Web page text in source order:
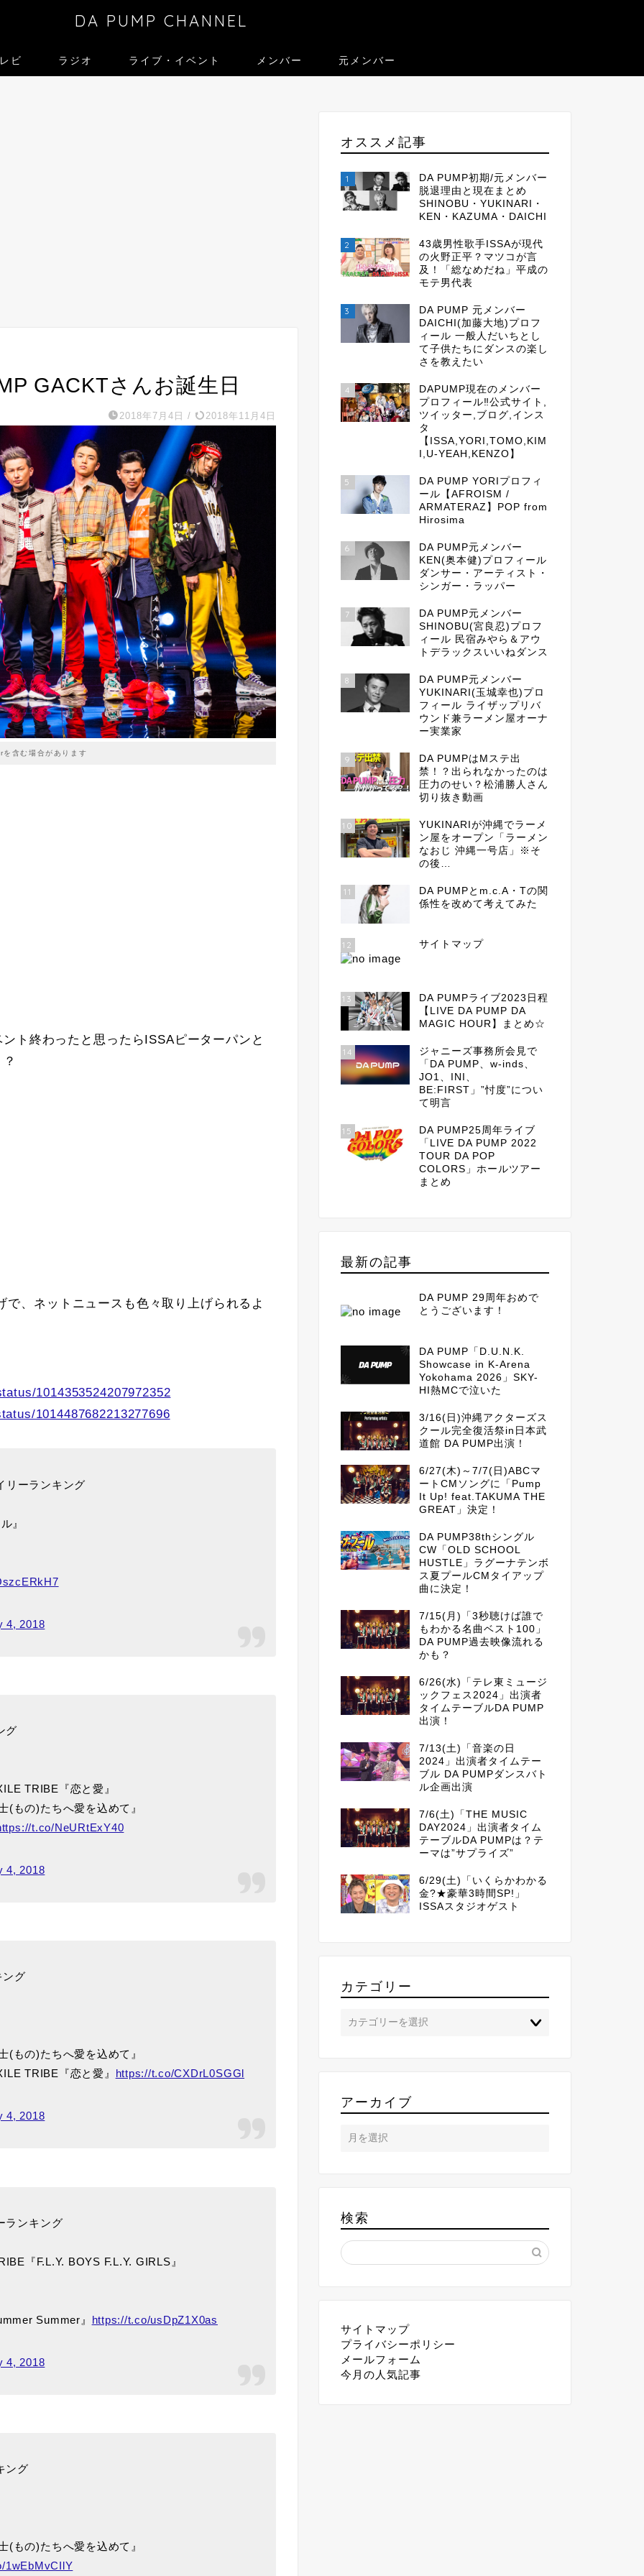
DA PUMP CHANNEL
ビ ラジオ ライブ・イベント メンバー 元メンバー
GACKTさんお誕生日
2018年7月4日 / 2018年11月4日
を含む場合があります
ト終わったと思ったらISSAピーターパンと
、ネットニュースも色々取り上げられるよ
1014353524207972352
1014487682213277696
リーランキング
』
4, 2018
グ
TRIBE『恋と愛』
もの)たちへ愛を込めて』
t.co/NeURtExY40
4, 2018
ング
もの)たちへ愛を込めて』
TRIBE『恋と愛』 https://t.co/CXDrL0SGGl
4, 2018
ランキング
『F.L.Y. BOYS F.L.Y. GIRLS』
Summer』 https://t.co/usDpZ1X0as
4, 2018
ング
もの)たちへ愛を込めて』
1wEbMvCIlY
オススメ記事
1
DA PUMP初期/元メンバー
脱退理由と現在まとめ
SHINOBU・YUKINARI・
KEN・KAZUMA・DAICHI
2
43歳男性歌手ISSAが現代
の火野正平？マツコが言
及！「総なめだね」平成の
モテ男代表
3
DA PUMP 元メンバー
DAICHI(加藤大地)プロフ
ィール 一般人だいちとし
て子供たちにダンスの楽し
さを教えたい
4
DAPUMP現在のメンバー
プロフィール‼公式サイト,
ツイッター,ブログ,インス
タ
【ISSA,YORI,TOMO,KIM
I,U-YEAH,KENZO】
5
DA PUMP YORIプロフィ
ール【AFROISM /
ARMATERAZ】POP from
Hirosima
6
DA PUMP元メンバー
KEN(奥本健)プロフィール
ダンサー・アーティスト・
シンガー・ラッパー
7
DA PUMP元メンバー
SHINOBU(宮良忍)プロフ
ィール 民宿みやら＆アウ
トデラックスいいねダンス
8
DA PUMP元メンバー
YUKINARI(玉城幸也)プロ
フィール ライザップリバ
ウンド兼ラーメン屋オーナ
ー実業家
9
DA PUMPはMステ出
禁！？出られなかったのは
圧力のせい？松浦勝人さん
切り抜き動画
10
YUKINARIが沖縄でラーメ
ン屋をオープン「ラーメン
なおじ 沖縄一号店」※そ
の後…
11
DA PUMPとm.c.A・Tの関
係性を改めて考えてみた
12 サイトマップ
13
DA PUMPライブ2023日程
【LIVE DA PUMP DA
MAGIC HOUR】まとめ☆
14
ジャニーズ事務所会見で
「DA PUMP、w-inds、
JO1、INI、
BE:FIRST」”忖度”につい
て明言
15
DA PUMP25周年ライブ
「LIVE DA PUMP 2022
TOUR DA POP
COLORS」ホールツアー
まとめ
最新の記事
DA PUMP 29周年おめで
とうございます！
DA PUMP「D.U.N.K.
Showcase in K-Arena
Yokohama 2026」SKY-
HI熱MCで泣いた
3/16(日)沖縄アクターズス
クール完全復活祭in日本武
道館 DA PUMP出演！
6/27(木)～7/7(日)ABCマ
ートCMソングに「Pump
It Up! feat.TAKUMA THE
GREAT」決定！
DA PUMP38thシングル
CW「OLD SCHOOL
HUSTLE」ラグーナテンボ
ス夏プールCMタイアップ
曲に決定！
7/15(月)「3秒聴けば誰で
もわかる名曲ベスト100」
DA PUMP過去映像流れる
かも？
6/26(水)「テレ東ミュージ
ックフェス2024」出演者
タイムテーブルDA PUMP
出演！
7/13(土)「音楽の日
2024」出演者タイムテー
ブル DA PUMPダンスバト
ル企画出演
7/6(土)「THE MUSIC
DAY2024」出演者タイム
テーブルDA PUMPは？テ
ーマは”サプライズ”
6/29(土)「いくらかわかる
金?★豪華3時間SP!」
ISSAスタジオゲスト
カテゴリー
アーカイブ
検索
サイトマップ
プライバシーポリシー
メールフォーム
今月の人気記事